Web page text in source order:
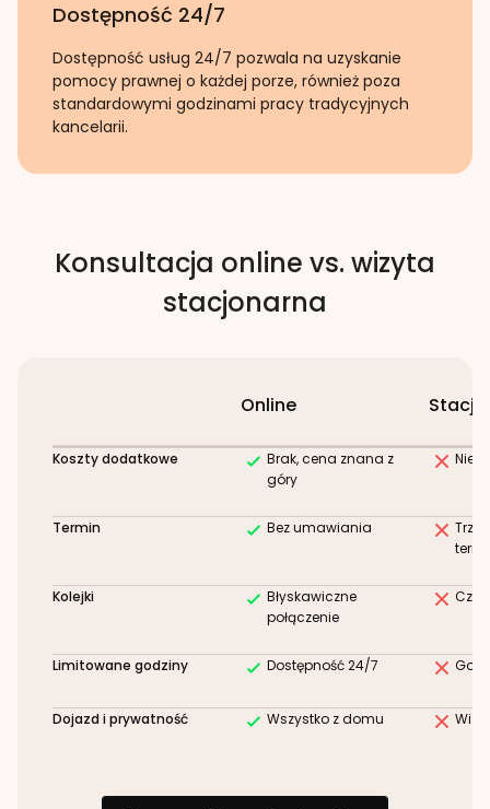
Dostępność 24/7
Dostępność usług 24/7 pozwala na uzyskanie
pomocy prawnej o każdej porze, również poza
standardowymi godzinami pracy tradycyjnych
kancelarii.
Konsultacja online vs. wizyta
stacjonarna
Online
Koszty dodatkowe
Brak, cena znana z
góry
Termin Bez umawiania
Kolejki
Błyskawiczne
połączenie
Limitowane godziny Dostępność 24/7
Dojazd i prywatność Wszystko z domu